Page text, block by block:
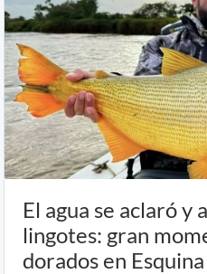
El agua se aclaró y
lingotes: gran
dorados en Esquina